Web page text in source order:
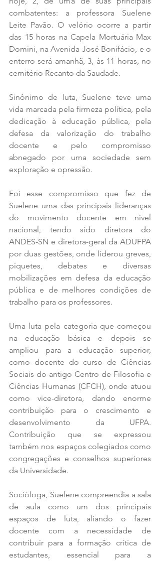
combatentes: a professora Suelene
Leite Pavão. O velório ocorre a partir
das 15 horas na Capela Mortuária Max
Domini, na Avenida José Bonifácio, e o
enterro será amanhã, 3, às 11 horas, no
cemitério Recanto da Saudade.
Sinônimo de luta, Suelene teve uma
vida marcada pela firmeza política, pela
dedicação à educação pública, pela
defesa da valorização do trabalho
docente e pelo compromisso
abnegado por uma sociedade sem
exploração e opressão.
Foi esse compromisso que fez de
Suelene uma das principais lideranças
do movimento docente em nível
nacional, tendo sido diretora do
ANDES-SN e diretora-geral da ADUFPA
por duas gestões, onde liderou greves,
piquetes, debates e diversas
mobilizações em defesa da educação
pública e de melhores condições de
trabalho para os professores.
Uma luta pela categoria que começou
na educação básica e depois se
ampliou para a educação superior,
como docente do curso de Ciências
Sociais do antigo Centro de Filosofia e
Ciências Humanas (CFCH), onde atuou
como vice-diretora, dando enorme
contribuição para o crescimento e
desenvolvimento da UFPA.
Contribuição que se expressou
também nos espaços colegiados como
congregações e conselhos superiores
da Universidade.
Socióloga, Suelene compreendia a sala
de aula como um dos principais
espaços de luta, aliando o fazer
docente com a necessidade de
contribuir para a formação crítica de
estudantes, essencial para a